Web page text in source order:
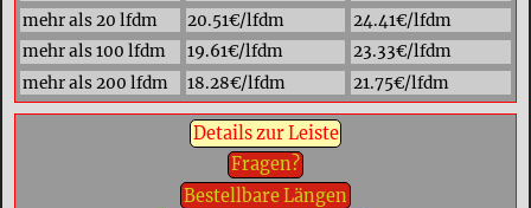
mehr als 20 lfdm
20.51€/lfdm
24.41€/lfdm
mehr als 100 lfdm
19.61€/lfdm
23.33€/lfdm
mehr als 200 lfdm
18.28€/lfdm 21.75€/lfdm
Details zur Leiste
Fragen?
Bestellbare Längen